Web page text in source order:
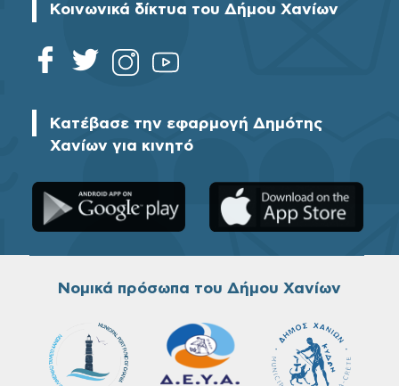
Κοινωνικά δίκτυα του Δήμου Χανίων
Κατέβασε την εφαρμογή Δημότης
Χανίων για κινητό
Νομικά πρόσωπα του Δήμου Χανίων